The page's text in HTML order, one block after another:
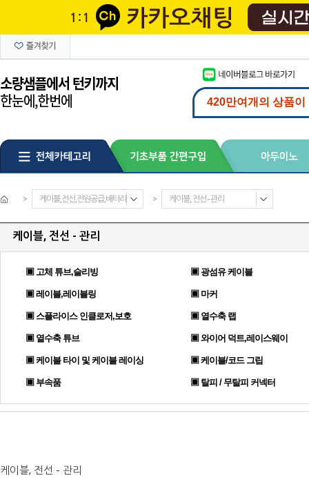
> 케이블,전선,전원공급,배터리 > 케이블, 전선 - 관리
케이블, 전선 - 관리
▣ 고체 튜브,슬리빙 ▣ 광섬유 케이블
▣ 레이블,레이블링 ▣ 마커
▣ 스플라이스 인클로저,보호 ▣ 열수축 랩
▣ 열수축 튜브 ▣ 와이어 덕트,레이스웨이
▣ 케이블 타이 및 케이블 레이싱 ▣ 케이블/코드 그립
▣ 부속품 ▣ 탈피 / 무탈피 커넥터
케이블, 전선 - 관리